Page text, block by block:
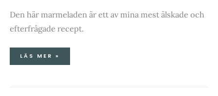
Den här marmeladen är ett av mina mest älskade och
efterfrågade recept.
LÄS MER »